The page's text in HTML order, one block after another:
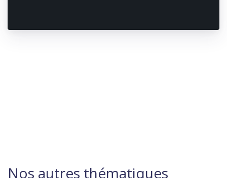
Nos autres thématiques